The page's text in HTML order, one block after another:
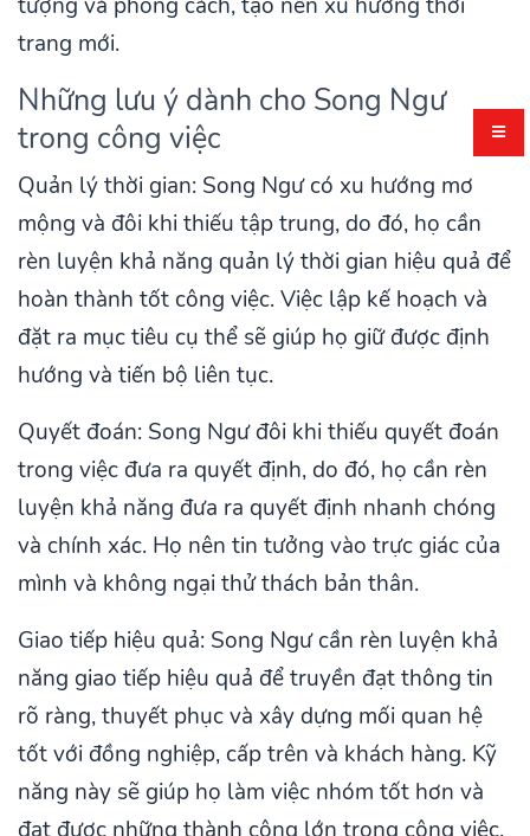
tượng và phong cách, tạo nên xu hướng thời
trang mới.
Những lưu ý dành cho Song Ngư
trong công việc
Quản lý thời gian: Song Ngư có xu hướng mơ
mộng và đôi khi thiếu tập trung, do đó, họ cần
rèn luyện khả năng quản lý thời gian hiệu quả để
hoàn thành tốt công việc. Việc lập kế hoạch và
đặt ra mục tiêu cụ thể sẽ giúp họ giữ được định
hướng và tiến bộ liên tục.
Quyết đoán: Song Ngư đôi khi thiếu quyết đoán
trong việc đưa ra quyết định, do đó, họ cần rèn
luyện khả năng đưa ra quyết định nhanh chóng
và chính xác. Họ nên tin tưởng vào trực giác của
mình và không ngại thử thách bản thân.
Giao tiếp hiệu quả: Song Ngư cần rèn luyện khả
năng giao tiếp hiệu quả để truyền đạt thông tin
rõ ràng, thuyết phục và xây dựng mối quan hệ
tốt với đồng nghiệp, cấp trên và khách hàng. Kỹ
năng này sẽ giúp họ làm việc nhóm tốt hơn và